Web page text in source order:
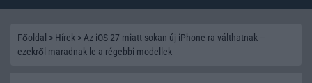
Főoldal > Hírek > Az iOS 27 miatt sokan új iPhone-ra válthatnak –
ezekről maradnak le a régebbi modellek